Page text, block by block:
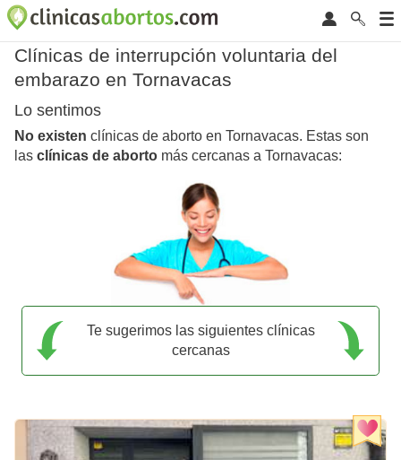
Clínicas de interrupción voluntaria del
embarazo en Tornavacas
Lo sentimos
No existen clínicas de aborto en Tornavacas. Estas son
las clínicas de aborto más cercanas a Tornavacas:
Te sugerimos las siguientes clínicas
cercanas